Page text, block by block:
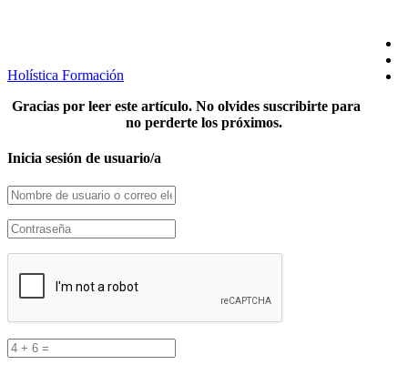
Holística Formación
Gracias por leer este artículo. No olvides suscribirte para
no perderte los próximos.
Inicia sesión de usuario/a